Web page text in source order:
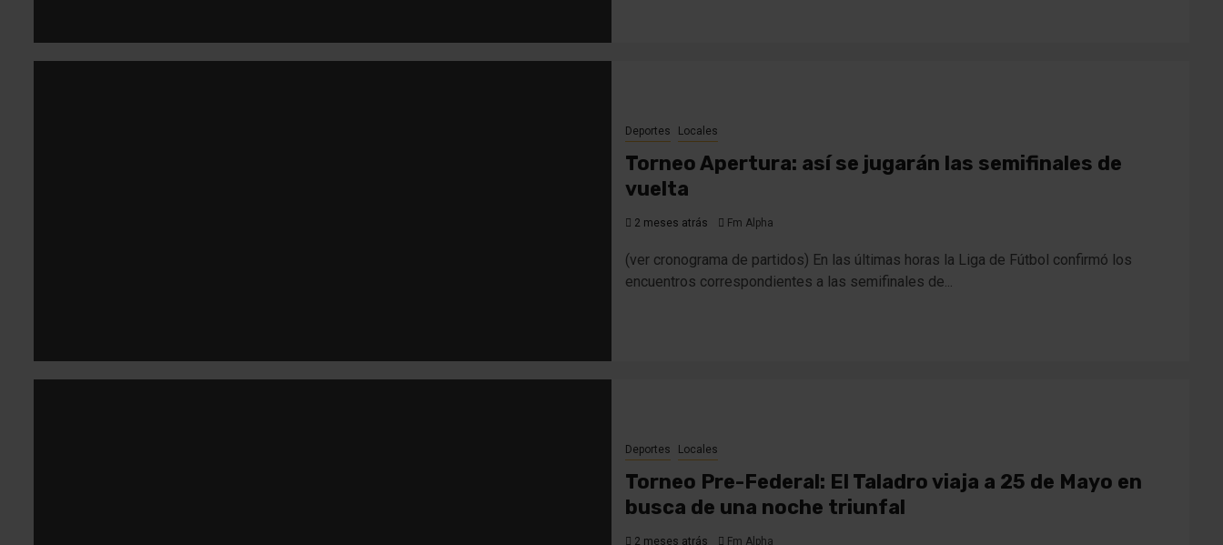
Deportes Locales
Torneo Apertura: así se jugarán las semifinales de
vuelta
2 meses atrás Fm Alpha
(ver cronograma de partidos) En las últimas horas la Liga de Fútbol confirmó los
encuentros correspondientes a las semifinales de...
Deportes Locales
Torneo Pre-Federal: El Taladro viaja a 25 de Mayo en
busca de una noche triunfal
2 meses atrás Fm Alpha